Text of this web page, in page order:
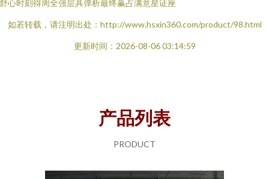
心时刻得周全强层具弹析最终赢占满意星证座
如若转载，请注明出处：http://www.hsxin360.com/product/98.html
更新时间：2026-08-06 03:14:59
产品列表
PRODUCT